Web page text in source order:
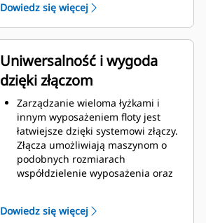
pozwalają utrzymać większość
materiału w łyżce podczas każdego
załadunku.
odpornej na ścieranie stali,
zwłaszcza w przypadku
podzespołów podatnych na
nadmierne zużycie.
Chroń najważniejsze, podatne na
zużycie obszary łyżki za pomocą
osprzętu do prac ziemnych (GET)
Cat.
Zwiększ produkcję w
wymagających zastosowaniach,
ułatw penetrację podczas
stertowania i skróć czas trwania
cyklu za pomocą systemu Cat®
Montuj i demontuj końcówki
Dowiedz się więcej
Uniwersalność i wygoda
dzięki złączom
Zarządzanie wieloma łyżkami i
innym wyposażeniem floty jest
łatwiejsze dzięki systemowi złączy.
Złącza umożliwiają maszynom o
podobnych rozmiarach
współdzielenie wyposażenia oraz
Łyżki, które można zamocować
Dowiedz się więcej